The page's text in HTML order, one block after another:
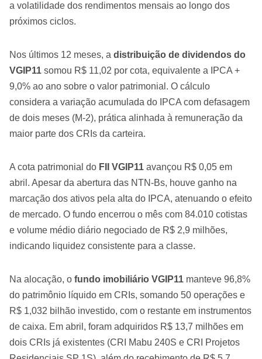
a volatilidade dos rendimentos mensais ao longo dos
próximos ciclos.
Nos últimos 12 meses, a distribuição de dividendos do
VGIP11 somou R$ 11,02 por cota, equivalente a IPCA +
9,0% ao ano sobre o valor patrimonial. O cálculo
considera a variação acumulada do IPCA com defasagem
de dois meses (M-2), prática alinhada à remuneração da
maior parte dos CRIs da carteira.
A cota patrimonial do FII VGIP11 avançou R$ 0,05 em
abril. Apesar da abertura das NTN-Bs, houve ganho na
marcação dos ativos pela alta do IPCA, atenuando o efeito
de mercado. O fundo encerrou o mês com 84.010 cotistas
e volume médio diário negociado de R$ 2,9 milhões,
indicando liquidez consistente para a classe.
Na alocação, o fundo imobiliário VGIP11 manteve 96,8%
do patrimônio líquido em CRIs, somando 50 operações e
R$ 1,032 bilhão investido, com o restante em instrumentos
de caixa. Em abril, foram adquiridos R$ 13,7 milhões em
dois CRIs já existentes (CRI Mabu 240S e CRI Projetos